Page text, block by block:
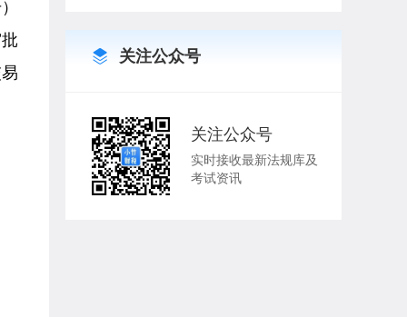
关注公众号
关注公众号
实时接收最新法规库及
考试资讯